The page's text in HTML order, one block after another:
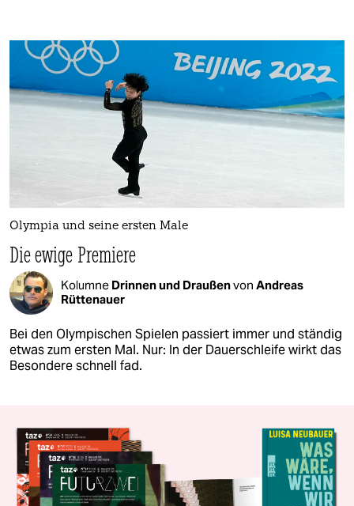
Olympia und seine ersten Male
Die ewige Premiere
Kolumne Drinnen und Draußenvon Andreas
Rüttenauer
Bei den Olympischen Spielen passiert immer und ständig
etwas zum ersten Mal. Nur: In der Dauerschleife wirkt das
Besondere schnell fad.